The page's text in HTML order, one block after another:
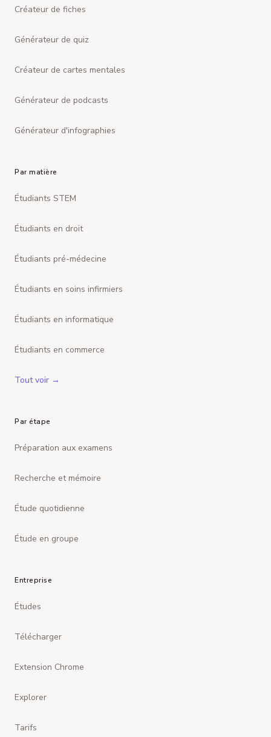
Créateur de fiches
Générateur de quiz
Créateur de cartes mentales
Générateur de podcasts
Générateur d'infographies
Par matière
Étudiants STEM
Étudiants en droit
Étudiants pré-médecine
Étudiants en soins infirmiers
Étudiants en informatique
Étudiants en commerce
Tout voir →
Par étape
Préparation aux examens
Recherche et mémoire
Étude quotidienne
Étude en groupe
Entreprise
Études
Télécharger
Extension Chrome
Explorer
Tarifs